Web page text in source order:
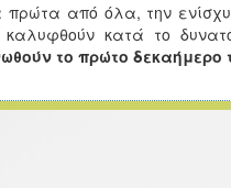
πρώτα από όλα, την
κατά το
το πρώτο δεκαήμερο